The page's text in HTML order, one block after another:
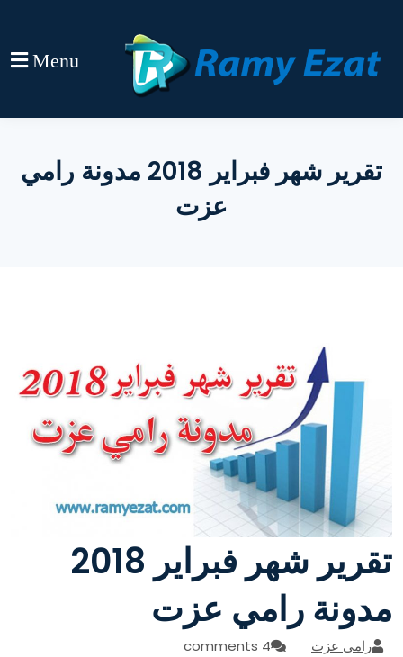
Menu
تقرير شهر فبراير 2018 مدونة رامي
عزت
تقرير شهر فبراير 2018
مدونة رامي عزت
رامى عزت 4 comments